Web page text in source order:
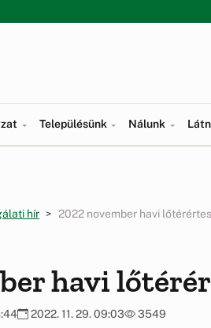
Településünk Nálunk
hír 2022 november havi
havi
2022. 11. 29. 09:03 3549